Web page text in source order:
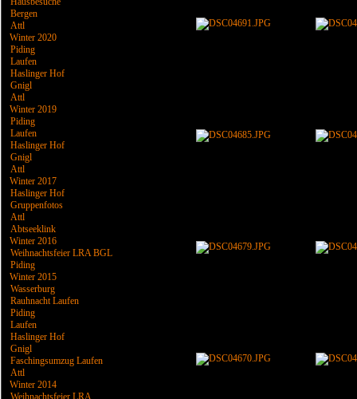
Bergen
Attl
Winter 2020
Piding
Laufen
Haslinger Hof
Gnigl
Attl
Winter 2019
Piding
Laufen
Haslinger Hof
Gnigl
Attl
Winter 2017
Haslinger Hof
Gruppenfotos
Attl
Abtseeklink
Winter 2016
Weihnachtsfeier LRA BGL
Piding
Winter 2015
Wasserburg
Rauhnacht Laufen
Piding
Laufen
Haslinger Hof
Gnigl
Faschingsumzug Laufen
Attl
Winter 2014
Weihnachtsfeier LRA